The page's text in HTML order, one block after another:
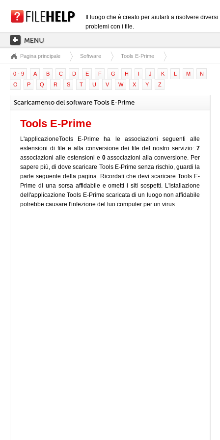
Il luogo che è creato per aiutarti a risolvere diversi
problemi con i file.
PAGINA PRINCIPALE
CATEGORIE DELLE ESTENSIONI
CATEGORIE DEI DRIVER
FILE DLL
CONVERSIONI DI FILE
SOFTWARE
Pagina principale Software Tools E-Prime
0 - 9 A B C D E F G H I J K L M
N
O
P Q R S T U V W X Y Z
Scaricamento del software Tools E-Prime
Tools E-Prime
L'applicazioneTools E-Prime ha le associazioni seguenti alle
estensioni di file e alla conversione dei file del nostro servizio: 7
associazioni alle estensioni e 0associazioni alla conversione. Per
sapere più, di dove scaricare Tools E-Prime senza rischio, guardi la
parte seguente della pagina. Ricordati che devi scaricare Tools E-
Prime di una sorsa affidabile e ometti i siti sospetti. L'istallazione
dell'applicazione Tools E-Prime scaricata di un luogo non affidabile
potrebbe causare l'infezione del tuo computer per un virus.